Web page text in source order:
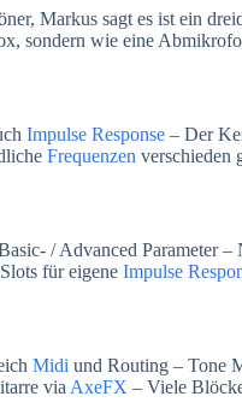
Markus sagt es ist ein
sondern wie eine
Impulse Response – Der
Frequenzen verschieden
/ Advanced Parameter
für eigene Impulse
Midi und Routing – Tone
via AxeFX – Viele